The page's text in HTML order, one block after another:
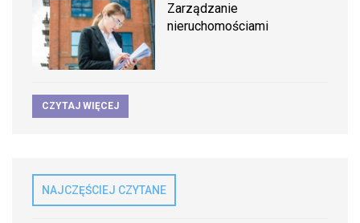
Zarządzanie
nieruchomościami
CZYTAJ WIĘCEJ
NAJCZĘŚCIEJ CZYTANE